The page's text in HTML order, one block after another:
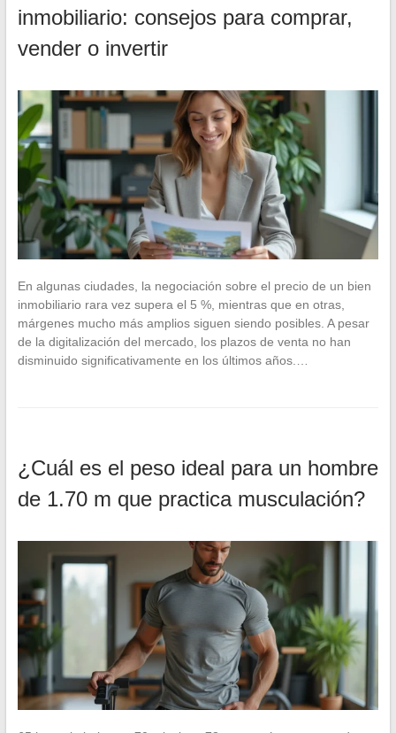
inmobiliario: consejos para comprar,
vender o invertir
En algunas ciudades, la negociación sobre el precio de un bien
inmobiliario rara vez supera el 5 %, mientras que en otras,
márgenes mucho más amplios siguen siendo posibles. A pesar
de la digitalización del mercado, los plazos de venta no han
disminuido significativamente en los últimos años.…
¿Cuál es el peso ideal para un hombre
de 1.70 m que practica musculación?